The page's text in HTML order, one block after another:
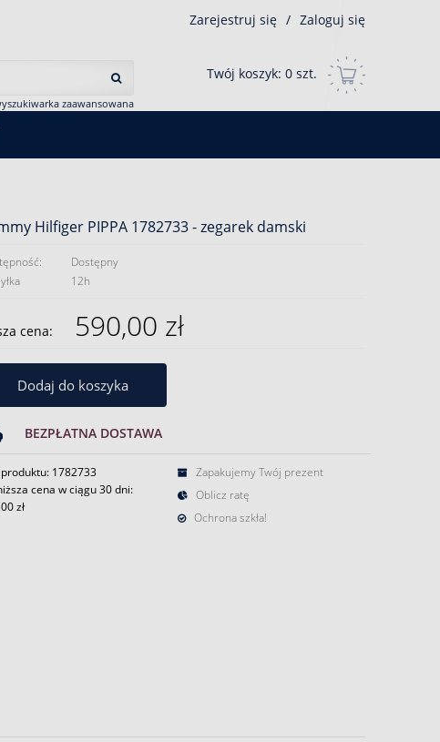
zaawansowana
Zarejestruj się / Zaloguj się
Twój koszyk: 0 szt.
Hilfiger PIPPA 1782733 - zegarek damski
Dostępny
12h
cena: 590,00 zł
Dodaj do koszyka
BEZPŁATNA DOSTAWA
produktu: 1782733
cena w ciągu 30 dni:
zł
Zapakujemy Twój prezent
Oblicz ratę
Ochrona szkła!